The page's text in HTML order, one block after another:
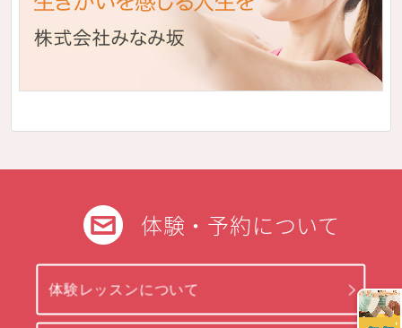
体験・予約について
体験レッスンについて